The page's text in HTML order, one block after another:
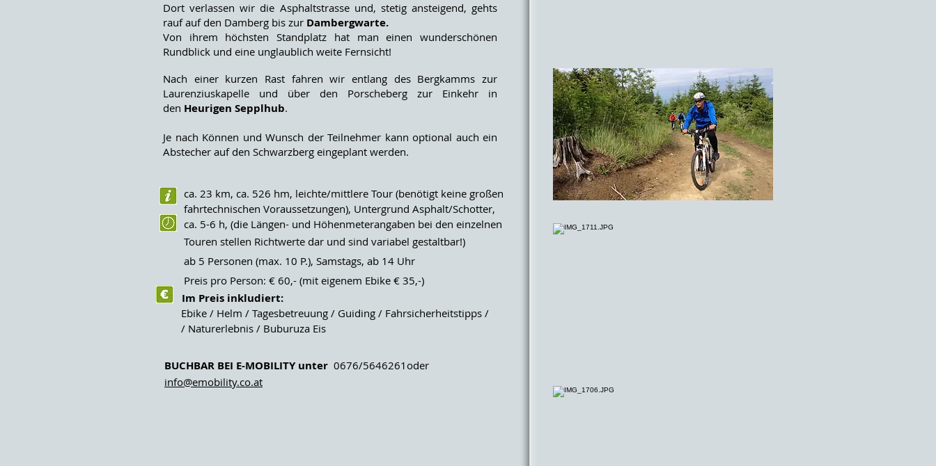
Dort verlassen wir die Asphaltstrasse und, stetig ansteigend, gehts
rauf auf den Damberg bis zur Dambergwarte.
Von ihrem höchsten Standplatz hat man einen wunderschönen
Rundblick und eine unglaublich weite Fernsicht!
Nach einer kurzen Rast fahren wir entlang des Bergkamms zur
Laurenziuskapelle und über den Porscheberg zur Einkehr in
den Heurigen Sepplhub.
Je nach Können und Wunsch der Teilnehmer kann optional auch ein
Abstecher auf den Schwarzberg eingeplant werden.
ca. 23 km, ca. 526 hm, leichte/mittlere Tour (benötigt keine großen
fahrtechnischen Voraussetzungen), Untergrund Asphalt/Schotter,
ca. 5-6 h, (die Längen- und Höhenmeterangaben bei den einzelnen
Touren stellen Richtwerte dar und sind variabel gestaltbar!)
ab 5 Personen (max. 10 P.), Samstags, ab 14 Uhr
Preis pro Person: € 60,- (mit eigenem Ebike € 35,-)
​ Im Preis inkludiert:
Ebike / Helm / Tagesbetreuung / Guiding / Fahrsicherheitstipps /
/ Naturerlebnis / Buburuza Eis
BUCHBAR BEI E-MOBILITY unter 0676/5646261oder
info@emobility.co.at